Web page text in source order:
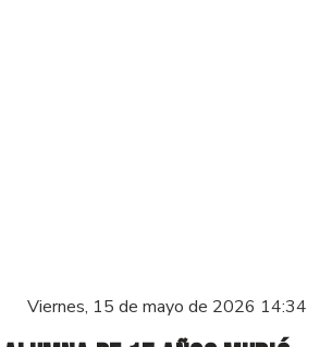
Viernes, 15 de mayo de 2026 14:34